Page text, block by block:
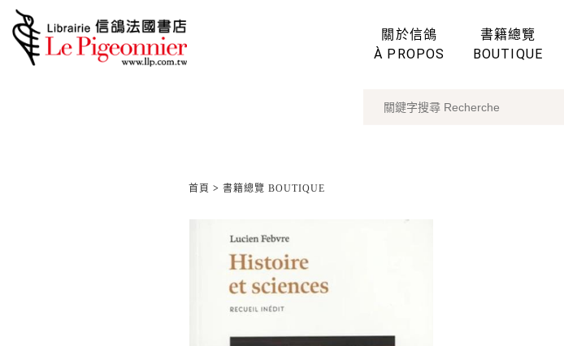
關於信鴿
À PROPOS
書籍總覽
BOUTIQUE
首頁 > 書籍總覽 BOUTIQUE